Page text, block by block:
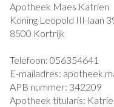
Apotheek Maes Katrien
Koning Leopold III-laan
8500 Kortrijk
Telefoon: 056354641
E-mailadres:
APB nummer: 342209
Apotheek titularis: